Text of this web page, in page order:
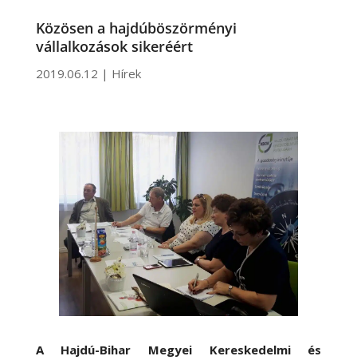
Közösen a hajdúböszörményi
vállalkozások sikeréért
2019.06.12 | Hírek
A Hajdú-Bihar Megyei Kereskedelmi és